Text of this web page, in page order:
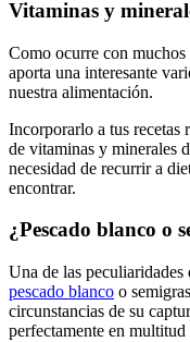
Vitaminas y
Como ocurre con
aporta una interesante
nuestra alimentación.
Incorporarlo a tus recetas
de vitaminas y minerales
necesidad de recurrir a
encontrar.
¿Pescado blanco o
Una de las peculiaridades
pescado blanco o
circunstancias de su
perfectamente en